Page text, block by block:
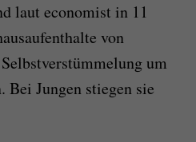
laut economist in 11
von
um
Bei Jungen stiegen sie